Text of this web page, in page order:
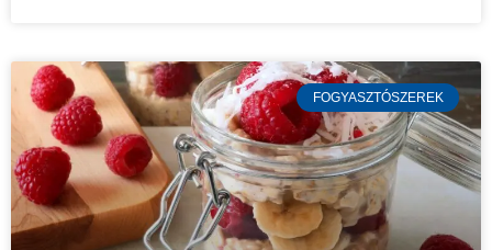
FOGYASZTÓSZEREK